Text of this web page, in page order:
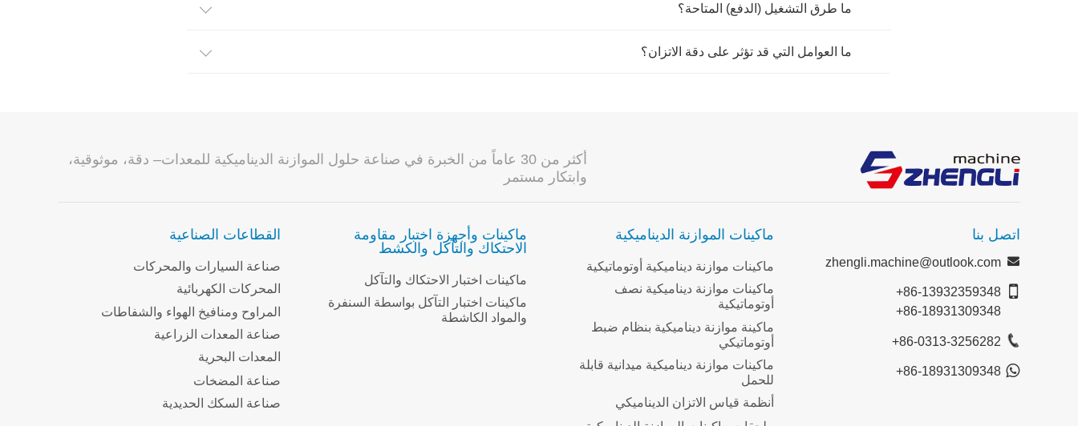
ما طرق التشغيل (الدفع) المتاحة؟
ما العوامل التي قد تؤثر على دقة الاتزان؟
أكثر من 30 عاماً من الخبرة في صناعة حلول الموازنة الديناميكية للمعدات– دقة، موثوقية،
وابتكار مستمر
اتصل بنا
zhengli.machine@outlook.com
+86-13932359348
+86-18931309348
+86-0313-3256282
+86-18931309348
ماكينات الموازنة الديناميكية
ماكينات موازنة ديناميكية أوتوماتيكية
ماكينات موازنة ديناميكية نصف
أوتوماتيكية
ماكينة موازنة ديناميكية بنظام ضبط
أوتوماتيكي
ماكينات موازنة ديناميكية ميدانية قابلة
للحمل
أنظمة قياس الاتزان الديناميكي
ماكينات وأجهزة اختبار مقاومة
الاحتكاك والتآكل والكشط
ماكينات اختبار الاحتكاك والتآكل
ماكينات اختبار التآكل بواسطة السنفرة
والمواد الكاشطة
القطاعات الصناعية
صناعة السيارات والمحركات
المحركات الكهربائية
المراوح ومنافيخ الهواء والشفاطات
صناعة المعدات الزراعية
المعدات البحرية
صناعة المضخات
صناعة السكك الحديدية